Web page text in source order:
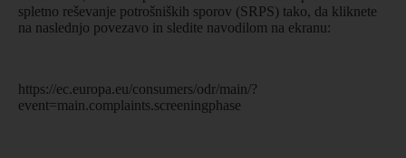
spletno reševanje potrošniških sporov (SRPS) tako, da kliknete
na naslednjo povezavo in sledite navodilom na ekranu:
https://ec.europa.eu/consumers/odr/main/?
event=main.complaints.screeningphase